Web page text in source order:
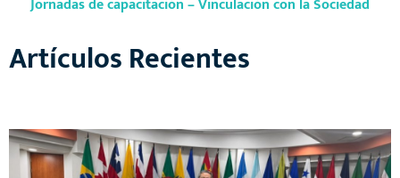
Jornadas de capacitación – Vinculación con la Sociedad
Artículos Recientes